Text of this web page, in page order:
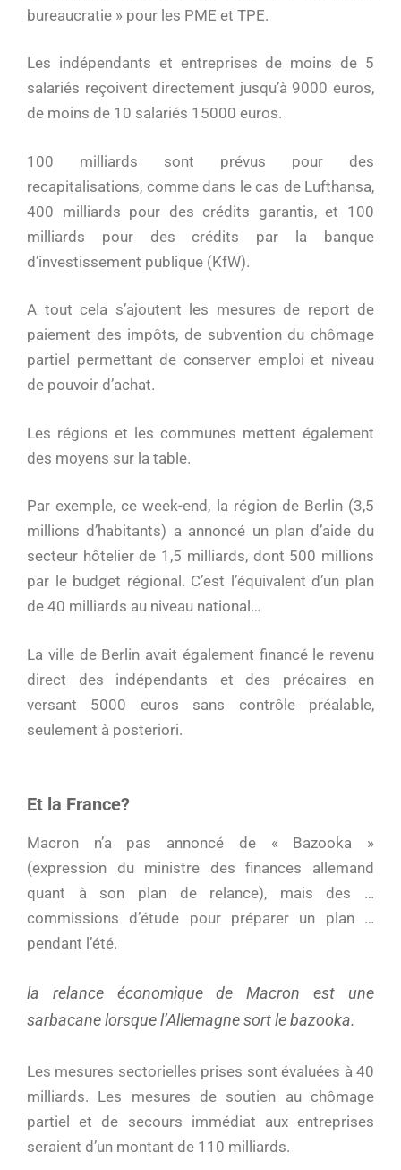
bureaucratie » pour les PME et TPE.
Les indépendants et entreprises de moins de 5
salariés reçoivent directement jusqu’à 9000 euros,
de moins de 10 salariés 15000 euros.
100 milliards sont prévus pour des
recapitalisations, comme dans le cas de Lufthansa,
400 milliards pour des crédits garantis, et 100
milliards pour des crédits par la banque
d’investissement publique (KfW).
A tout cela s’ajoutent les mesures de report de
paiement des impôts, de subvention du chômage
partiel permettant de conserver emploi et niveau
de pouvoir d’achat.
Les régions et les communes mettent également
des moyens sur la table.
Par exemple, ce week-end, la région de Berlin (3,5
millions d’habitants) a annoncé un plan d’aide du
secteur hôtelier de 1,5 milliards, dont 500 millions
par le budget régional. C’est l’équivalent d’un plan
de 40 milliards au niveau national…
La ville de Berlin avait également financé le revenu
direct des indépendants et des précaires en
versant 5000 euros sans contrôle préalable,
seulement à posteriori.
Et la France?
Macron n’a pas annoncé de « Bazooka »
(expression du ministre des finances allemand
quant à son plan de relance), mais des …
commissions d’étude pour préparer un plan …
pendant l’été.
la relance économique de Macron est une
sarbacane lorsque l’Allemagne sort le bazooka.
Les mesures sectorielles prises sont évaluées à 40
milliards. Les mesures de soutien au chômage
partiel et de secours immédiat aux entreprises
seraient d’un montant de 110 milliards.